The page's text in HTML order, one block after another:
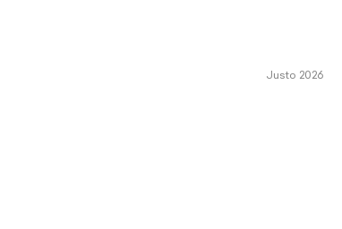
Justo 2026